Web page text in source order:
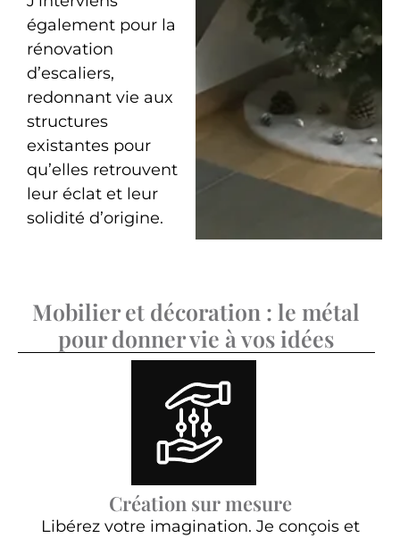
également pour la
rénovation
d’escaliers,
redonnant vie aux
structures
existantes pour
qu’elles retrouvent
leur éclat et leur
solidité d’origine.
Mobilier et décoration : le métal
pour donner vie à vos idées
Création sur mesure
Libérez votre imagination. Je conçois et